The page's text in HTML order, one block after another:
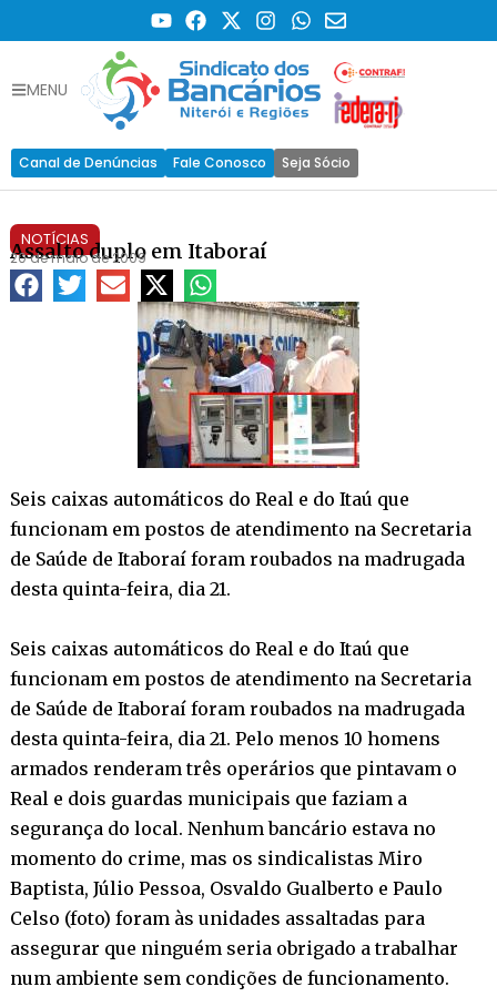
MENU
Canal de Denúncias Fale Conosco Seja Sócio
NOTÍCIAS
Assalto duplo em Itaboraí
20 de maio de 2009
Seis caixas automáticos do Real e do Itaú que
funcionam em postos de atendimento na Secretaria
de Saúde de Itaboraí foram roubados na madrugada
desta quinta-feira, dia 21.
Seis caixas automáticos do Real e do Itaú que
funcionam em postos de atendimento na Secretaria
de Saúde de Itaboraí foram roubados na madrugada
desta quinta-feira, dia 21. Pelo menos 10 homens
armados renderam três operários que pintavam o
Real e dois guardas municipais que faziam a
segurança do local. Nenhum bancário estava no
momento do crime, mas os sindicalistas Miro
Baptista, Júlio Pessoa, Osvaldo Gualberto e Paulo
Celso (foto) foram às unidades assaltadas para
assegurar que ninguém seria obrigado a trabalhar
num ambiente sem condições de funcionamento.